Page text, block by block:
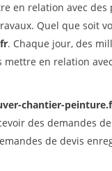
en relation avec
Quel que soit
. Chaque jour, des
en relation
chantier-
des demandes
de devis